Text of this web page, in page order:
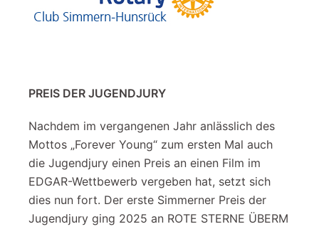
PREIS DER JUGENDJURY
Nachdem im vergangenen Jahr anlässlich des
Mottos „Forever Young“ zum ersten Mal auch
die Jugendjury einen Preis an einen Film im
EDGAR-Wettbewerb vergeben hat, setzt sich
dies nun fort. Der erste Simmerner Preis der
Jugendjury ging 2025 an ROTE STERNE ÜBERM